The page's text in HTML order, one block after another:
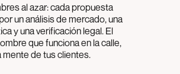
al azar: cada propuesta
un análisis de mercado, una
y una verificación legal. El
que funciona en la calle,
mente de tus clientes.